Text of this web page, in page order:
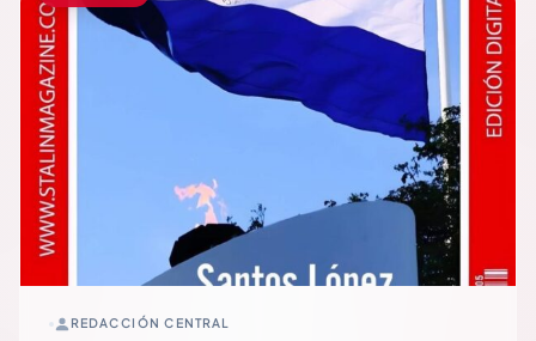
REDACCIÓN CENTRAL